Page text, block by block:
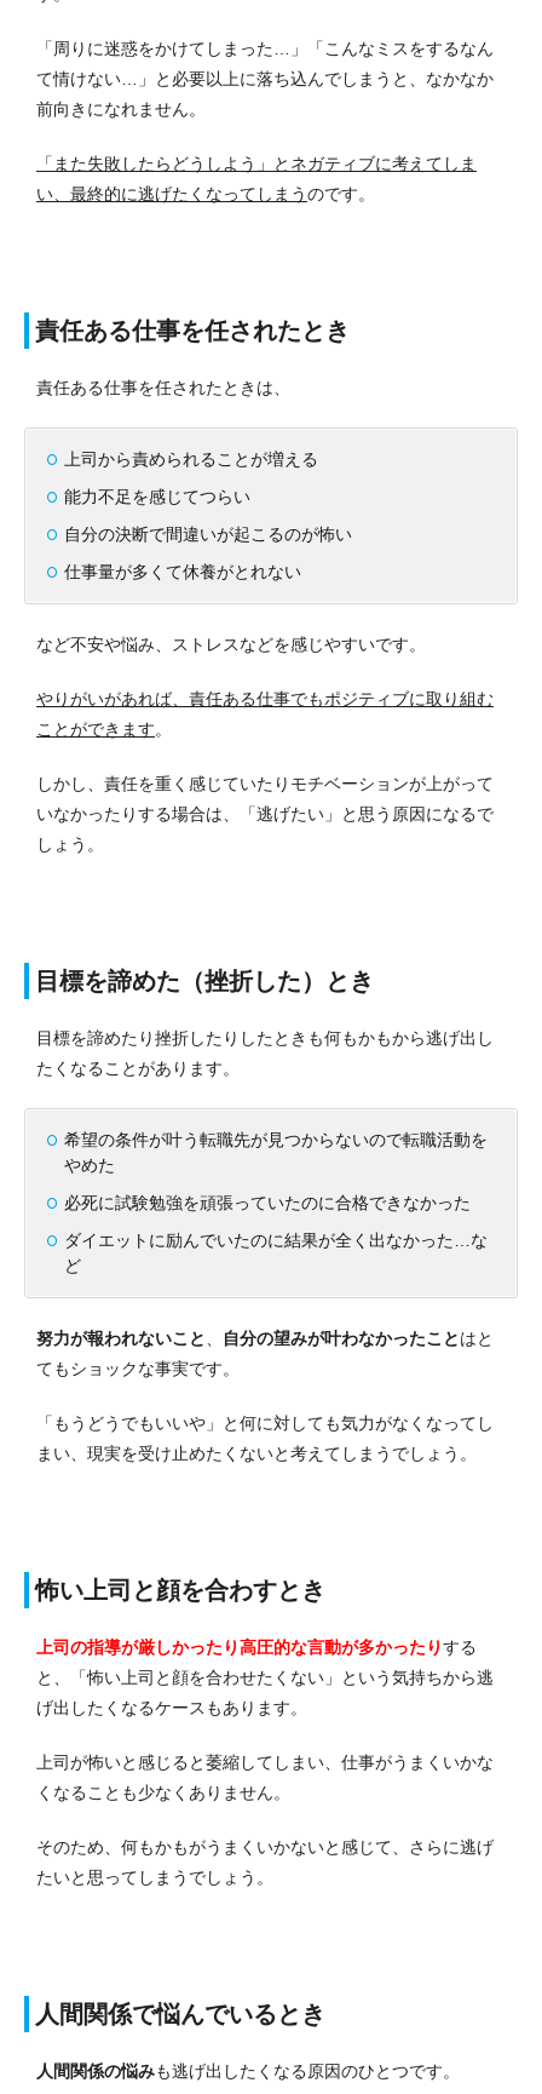
「周りに迷惑をかけてしまった…」「こんなミスをするなん
て情けない…」と必要以上に落ち込んでしまうと、なかなか
前向きになれません。
「また失敗したらどうしよう」とネガティブに考えてしま
い、最終的に逃げたくなってしまうのです。
責任ある仕事を任されたとき
責任ある仕事を任されたときは、
上司から責められることが増える
能力不足を感じてつらい
自分の決断で間違いが起こるのが怖い
仕事量が多くて休養がとれない
など不安や悩み、ストレスなどを感じやすいです。
やりがいがあれば、責任ある仕事でもポジティブに取り組む
ことができます。
しかし、責任を重く感じていたりモチベーションが上がって
いなかったりする場合は、「逃げたい」と思う原因になるで
しょう。
目標を諦めた（挫折した）とき
目標を諦めたり挫折したりしたときも何もかもから逃げ出し
たくなることがあります。
希望の条件が叶う転職先が見つからないので転職活動を
やめた
必死に試験勉強を頑張っていたのに合格できなかった
ダイエットに励んでいたのに結果が全く出なかった…な
ど
努力が報われないこと 自分の望みが叶わなかったことはと
てもショックな事実です。
「もうどうでもいいや」と何に対しても気力がなくなってし
まい、現実を受け止めたくないと考えてしまうでしょう。
怖い上司と顔を合わすとき
上司の指導が厳しかったり高圧的な言動が多かったりする
と、「怖い上司と顔を合わせたくない」という気持ちから逃
げ出したくなるケースもあります。
上司が怖いと感じると萎縮してしまい、仕事がうまくいかな
くなることも少なくありません。
そのため、何もかもがうまくいかないと感じて、さらに逃げ
たいと思ってしまうでしょう。
人間関係で悩んでいるとき
人間関係の悩みも逃げ出したくなる原因のひとつです。